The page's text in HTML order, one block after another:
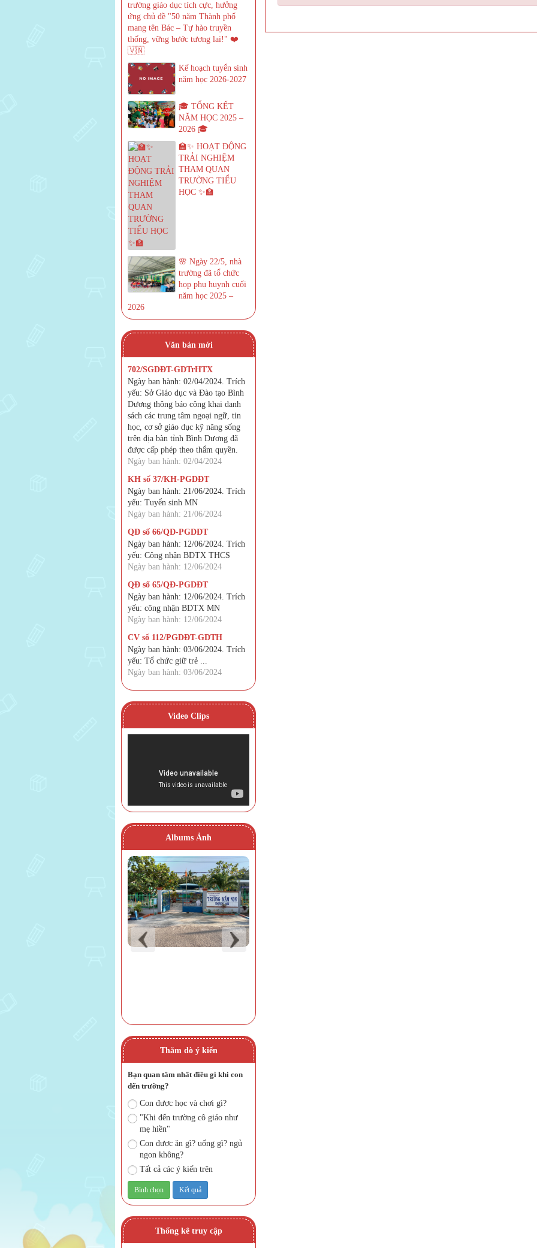
trường giáo dục tích cực, hưởng
ứng chủ đề "50 năm Thành phố
mang tên Bác – Tự hào truyền
thống, vững bước tương lai!" ❤️
🇻🇳
Kế hoạch tuyển sinh
năm học 2026-2027
🎓 TỔNG KẾT
NĂM HỌC 2025 –
2026 🎓
🏫✨ HOẠT ĐỘNG
TRẢI NGHIỆM
THAM QUAN
TRƯỜNG TIỂU
HỌC ✨🏫
🌸 Ngày 22/5, nhà
trường đã tổ chức
họp phụ huynh cuối
năm học 2025 –
2026
Văn bản mới
702/SGDĐT-GDTrHTX
Ngày ban hành: 02/04/2024. Trích
yếu: Sở Giáo dục và Đào tạo Bình
Dương thông báo công khai danh
sách các trung tâm ngoại ngữ, tin
học, cơ sở giáo dục kỹ năng sống
trên địa bàn tỉnh Bình Dương đã
được cấp phép theo thẩm quyền.
Ngày ban hành: 02/04/2024
KH số 37/KH-PGDĐT
Ngày ban hành: 21/06/2024. Trích
yếu: Tuyển sinh MN
Ngày ban hành: 21/06/2024
QĐ số 66/QĐ-PGDĐT
Ngày ban hành: 12/06/2024. Trích
yếu: Công nhận BDTX THCS
Ngày ban hành: 12/06/2024
QĐ số 65/QĐ-PGDĐT
Ngày ban hành: 12/06/2024. Trích
yếu: công nhận BDTX MN
Ngày ban hành: 12/06/2024
CV số 112/PGDĐT-GDTH
Ngày ban hành: 03/06/2024. Trích
yếu: Tổ chức giữ trẻ ...
Ngày ban hành: 03/06/2024
Video Clips
Albums Ảnh
Thăm dò ý kiến
Bạn quan tâm nhất điều gì khi con
đến trường?
Con được học và chơi gì?
"Khi đến trường cô giáo như
mẹ hiền"
Con được ăn gì? uống gì? ngủ
ngon không?
Tất cả các ý kiến trên
Thống kê truy cập